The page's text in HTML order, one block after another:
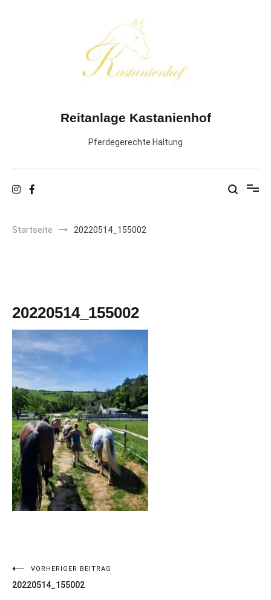
Reitanlage Kastanienhof
Pferdegerechte Haltung
Startseite 20220514_155002
20220514_155002
Beitragsnavigation
VORHERIGER BEITRAG
20220514_155002